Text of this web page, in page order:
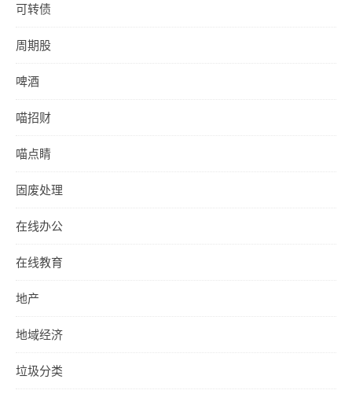
可转债
周期股
啤酒
喵招财
喵点睛
固废处理
在线办公
在线教育
地产
地域经济
垃圾分类